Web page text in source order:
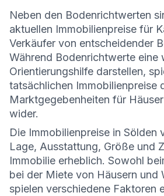
Neben den Bodenrichtwerten
aktuellen Immobilienpreise für
Verkäufer von entscheidender
Während Bodenrichtwerte eine
Orientierungshilfe darstellen,
tatsächlichen Immobilienpreise
Marktgegebenheiten für
wider.
Die Immobilienpreise in Sölden
Lage, Ausstattung, Größe und
Immobilie erheblich. Sowohl
bei der Miete von Häusern und
spielen verschiedene Faktoren